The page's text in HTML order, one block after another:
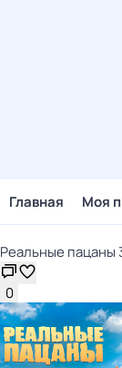
Главная Моя
Реальные пацаны
0